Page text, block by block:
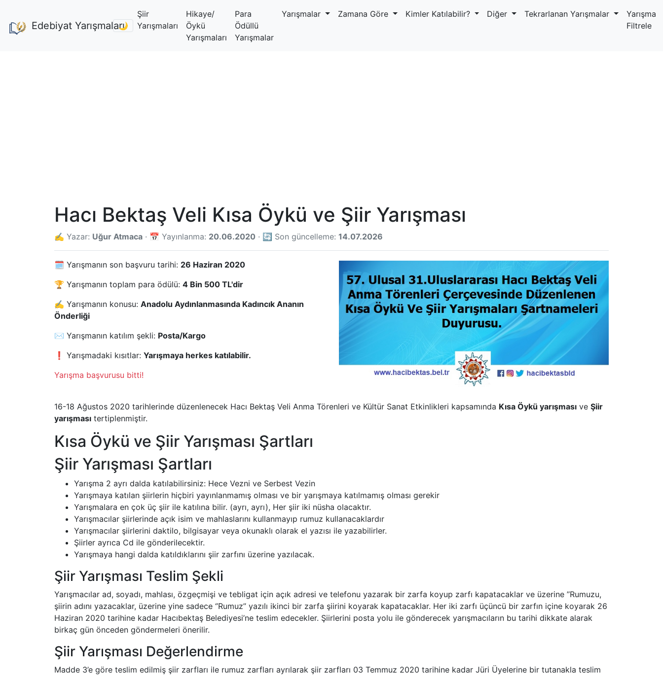
Edebiyat Yarışmaları
🌙
Şiir
Yarışmaları
Hikaye/
Öykü
Yarışmaları
Para
Ödüllü
Yarışmalar
Yarışmalar Zamana Göre Kimler Katılabilir? Diğer Tekrarlanan Yarışmalar
Yarışma
Filtrele
Hacı Bektaş Veli Kısa Öykü ve Şiir Yarışması
✍️ Yazar: Uğur Atmaca · 📅 Yayınlanma: 20.06.2020 · 🔄 Son güncelleme: 14.07.2026
🗓️ Yarışmanın son başvuru tarihi: 26 Haziran 2020
🏆 Yarışmanın toplam para ödülü: 4 Bin 500 TL'dir
✍️ Yarışmanın konusu: Anadolu Aydınlanmasında Kadıncık Ananın
Önderliği
✉️ Yarışmanın katılım şekli: Posta/Kargo
❗ Yarışmadaki kısıtlar: Yarışmaya herkes katılabilir.
Yarışma başvurusu bitti!
16-18 Ağustos 2020 tarihlerinde düzenlenecek Hacı Bektaş Veli Anma Törenleri ve Kültür Sanat Etkinlikleri kapsamında Kısa Öykü yarışması ve Şiir
yarışması tertiplenmiştir.
Kısa Öykü ve Şiir Yarışması Şartları
Şiir Yarışması Şartları
Yarışma 2 ayrı dalda katılabilirsiniz: Hece Vezni ve Serbest Vezin
Yarışmaya katılan şiirlerin hiçbiri yayınlanmamış olması ve bir yarışmaya katılmamış olması gerekir
Yarışmalara en çok üç şiir ile katılına bilir. (ayrı, ayrı), Her şiir iki nüsha olacaktır.
Yarışmacılar şiirlerinde açık isim ve mahlaslarını kullanmayıp rumuz kullanacaklardır
Yarışmacılar şiirlerini daktilo, bilgisayar veya okunaklı olarak el yazısı ile yazabilirler.
Şiirler ayrıca Cd ile gönderilecektir.
Yarışmaya hangi dalda katıldıklarını şiir zarfını üzerine yazılacak.
Şiir Yarışması Teslim Şekli
Yarışmacılar ad, soyadı, mahlası, özgeçmişi ve tebligat için açık adresi ve telefonu yazarak bir zarfa koyup zarfı kapatacaklar ve üzerine ’’Rumuzu,
şiirin adını yazacaklar, üzerine yine sadece ‘’Rumuz’’ yazılı ikinci bir zarfa şiirini koyarak kapatacaklar. Her iki zarfı üçüncü bir zarfın içine koyarak 26
Haziran 2020 tarihine kadar Hacıbektaş Belediyesi’ne teslim edecekler. Şiirlerini posta yolu ile gönderecek yarışmacıların bu tarihi dikkate alarak
birkaç gün önceden göndermeleri önerilir.
Şiir Yarışması Değerlendirme
Madde 3’e göre teslim edilmiş şiir zarfları ile rumuz zarfları ayrılarak şiir zarfları 03 Temmuz 2020 tarihine kadar Jüri Üyelerine bir tutanakla teslim